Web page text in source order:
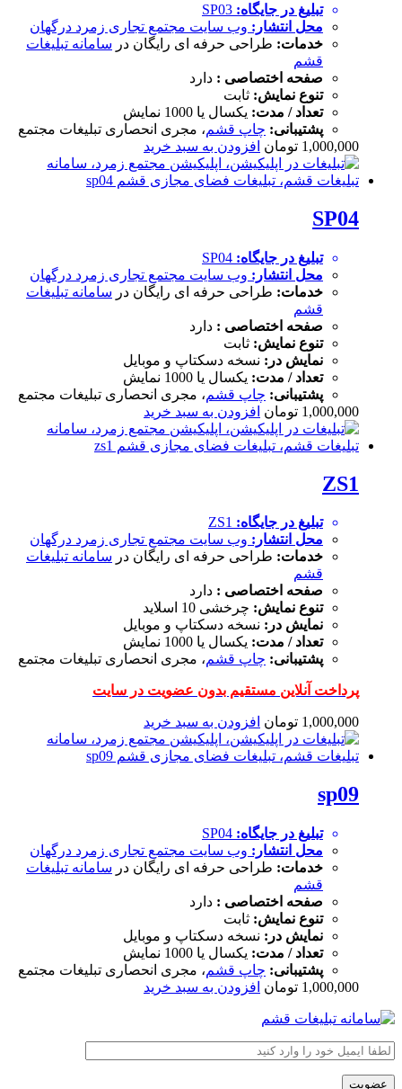
تبلیغ در جایگاه:
محل انتشار: وب سایت مجتمع تجاری زمرد درگهان
خدمات: طراحی حرفه ای رایگان در سامانه تبلیغات
قشم
صفحه اختصاصی : دارد
تنوع نمایش: ثابت
تعداد / مدت: یکسال یا 1000 نمایش
پشتیبانی: چاپ قشم، مجری انحصاری تبلیغات مجتمع
1,000,000 تومان افزودن به سبد خرید
SP04
تبلیغ در جایگاه:
محل انتشار: وب سایت مجتمع تجاری زمرد درگهان
خدمات: طراحی حرفه ای رایگان در سامانه تبلیغات
قشم
صفحه اختصاصی : دارد
تنوع نمایش: ثابت
نمایش در: نسخه دسکتاپ و موبایل
تعداد / مدت: یکسال یا 1000 نمایش
پشتیبانی: چاپ قشم، مجری انحصاری تبلیغات مجتمع
1,000,000 تومان افزودن به سبد خرید
ZS1
تبلیغ در جایگاه:
محل انتشار: وب سایت مجتمع تجاری زمرد درگهان
خدمات: طراحی حرفه ای رایگان در سامانه تبلیغات
قشم
صفحه اختصاصی : دارد
تنوع نمایش: چرخشی 10 اسلاید
نمایش در: نسخه دسکتاپ و موبایل
تعداد / مدت: یکسال یا 1000 نمایش
پشتیبانی: چاپ قشم، مجری انحصاری تبلیغات مجتمع
پرداخت آنلاین مستقیم بدون عضویت در سایت
1,000,000 تومان افزودن به سبد خرید
sp09
تبلیغ در جایگاه:
محل انتشار: وب سایت مجتمع تجاری زمرد درگهان
خدمات: طراحی حرفه ای رایگان در سامانه تبلیغات
قشم
صفحه اختصاصی : دارد
تنوع نمایش: ثابت
نمایش در: نسخه دسکتاپ و موبایل
تعداد / مدت: یکسال یا 1000 نمایش
پشتیبانی: چاپ قشم، مجری انحصاری تبلیغات مجتمع
1,000,000 تومان افزودن به سبد خرید